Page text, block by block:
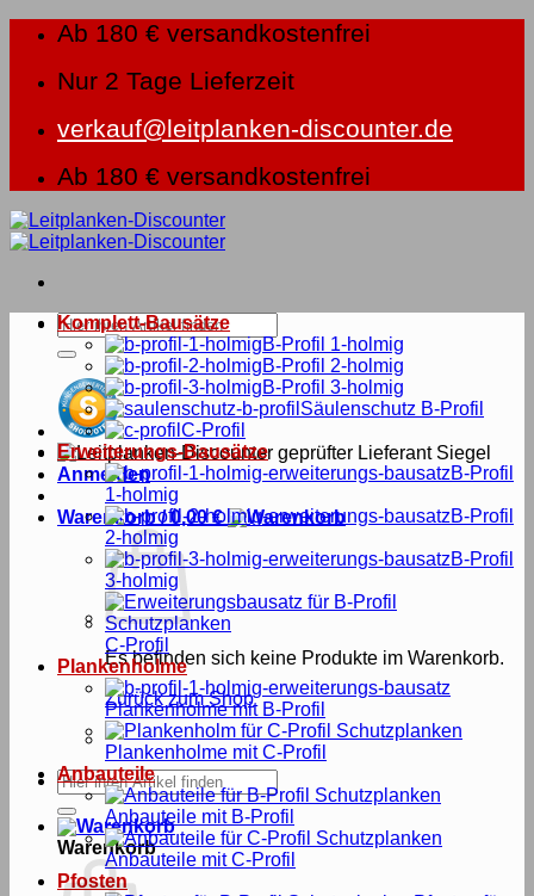
springen
Ab 180 € versandkostenfrei
Nur 2 Tage Lieferzeit
verkauf@leitplanken-discounter.de
Ab 180 € versandkostenfrei
Suche
nach:
Anmelden
Warenkorb /0,00€
Es befinden sich keine Produkte im Warenkorb.
Zurück zum Shop
Suche
nach:
Warenkorb
Komplett-Bausätze
B-Profil 1-holmig
B-Profil 2-holmig
B-Profil 3-holmig
Säulenschutz B-Profil
C-Profil
Erweiterungs-Bausätze
B-Profil
1-holmig
B-Profil
2-holmig
B-Profil
3-holmig
C-Profil
Plankenholme
Plankenholme mit B-Profil
Plankenholme mit C-Profil
Anbauteile
Anbauteile mit B-Profil
Anbauteile mit C-Profil
Pfosten